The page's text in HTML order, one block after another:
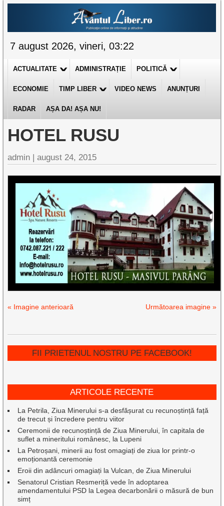
7 august 2026, vineri, 03:22
ACTUALITATE ADMINISTRAȚIE POLITICĂ
ECONOMIE TIMP LIBER VIDEO NEWS ANUNȚURI
RADAR AȘA DA! AȘA NU!
HOTEL RUSU
admin |august 24, 2015
« Imagine anterioară Următoarea imagine »
FII PRIETENUL NOSTRU PE FACEBOOK!
ARTICOLE RECENTE
La Petrila, Ziua Minerului s-a desfășurat cu recunoștință față
de trecut și încredere pentru viitor
Ceremonii de recunoștință de Ziua Minerului, în capitala de
suflet a mineritului românesc, la Lupeni
La Petroșani, minerii au fost omagiați de ziua lor printr-o
emoționantă ceremonie
Eroii din adâncuri omagiați la Vulcan, de Ziua Minerului
Senatorul Cristian Resmeriță vede în adoptarea
amendamentului PSD la Legea decarbonării o măsură de bun
simț